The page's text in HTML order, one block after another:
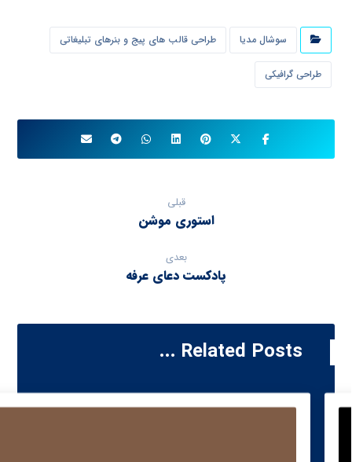
سوشال مدیا طراحی قالب های پیج و بنرهای تبلیغاتی
طراحی گرافیکی
قبلی
استوری موشن
بعدی
پادکست دعای عرفه
Related Posts ...